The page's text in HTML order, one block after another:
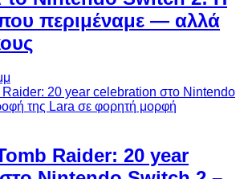
περιμέναμε — αλλά
Raider: 20 year